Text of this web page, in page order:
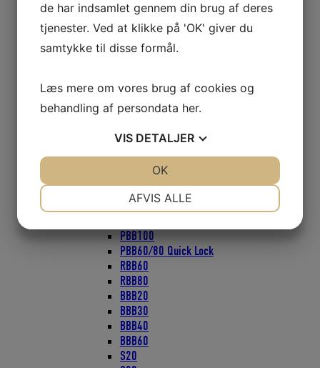
Blokke serie 20
Blokke serie 30
Blokke serie 40
Blokke serie 50
Gennemførings Blokke
Mini Blokke
Nylon hjul
Blokke Seldén
PBB16 PBB20
PBB40
PBB60
PBB70
PBB100
PBB60/80 Quick Lock
RBB60
RBB80
BBB20
BBB30
BBB40
BBB60
S20
de har indsamlet gennem din brug af deres
tjenester. Ved at klikke på 'OK' giver du
samtykke til disse formål.
Læs mere om vores brug af cookies og
behandling af persondata her.
VIS DETALJER
MARKETING
AFVIS ALLE
OK